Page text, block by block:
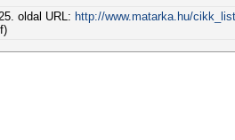
oldal URL: http://www.matarka.hu/